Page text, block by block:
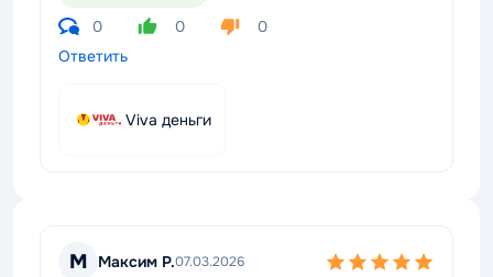
0 0
0
Ответить
Viva деньги
М Максим Р.07.03.2026